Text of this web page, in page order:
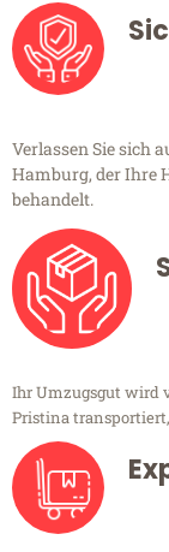
Verlassen Sie sich
Hamburg, der Ihre
behandelt.
Ihr Umzugsgut wird
Pristina